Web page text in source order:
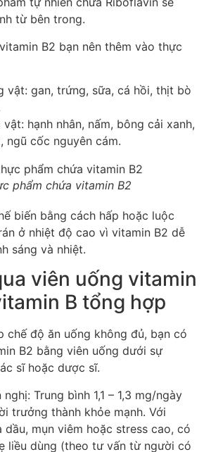
từ bên trong.
B2 bạn nên thêm vào thực
vật: gan, trứng, sữa, cá hồi, thịt bò
hạnh nhân, nấm, bông cải xanh,
ngũ cốc nguyên cám.
phẩm chứa vitamin B2
biến bằng cách hấp hoặc luộc
ở nhiệt độ cao vì vitamin B2 dễ
sáng và nhiệt.
viên uống vitamin
B tổng hợp
chế độ ăn uống không đủ, bạn có
B2 bằng viên uống dưới sự
sĩ hoặc dược sĩ.
nghị: Trung bình 1,1 – 1,3 mg/ngày
trưởng thành khỏe mạnh. Với
dầu, mụn viêm hoặc stress cao, có
liều dùng (theo tư vấn từ người có